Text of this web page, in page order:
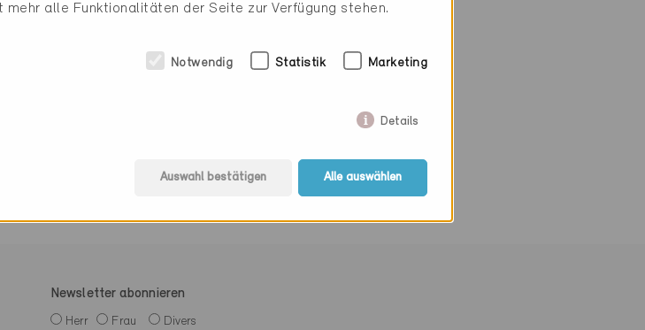
a.schefer@klark.swiss
Newsletter abonnieren
Herr Frau Divers
alle Funktionalitäten der Seite zur Verfügung stehen.
Notwendig Statistik Marketing
Details
Auswahl bestätigen Alle auswählen